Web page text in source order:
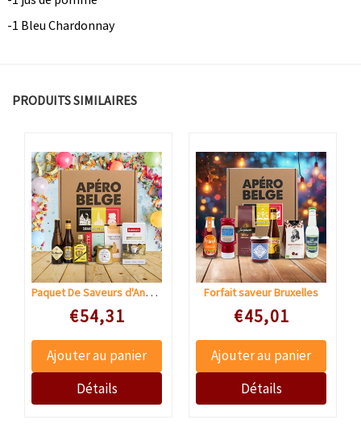
-1 Bleu Chardonnay
PRODUITS SIMILAIRES
Paquet De Saveurs d'Anvers
Speciale prijs
€54,31
Forfait saveur Bruxelles
Speciale prijs
€45,01